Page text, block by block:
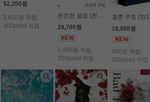
52,200원
2,610원 적립
400point 적립
온전한 결핍 (전2권세트) - 김바림
29,700원
1,485원 적립
200point 적립
18,000원
900원 적립
200point 적립